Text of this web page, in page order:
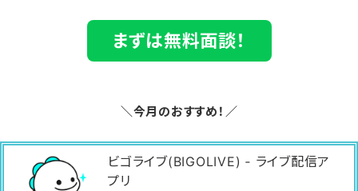
まずは無料面談！
＼今月のおすすめ！／
ビゴライブ(BIGOLIVE) ‐ ライブ配信ア
プリ